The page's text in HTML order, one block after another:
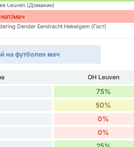
Leuven (Домакин)
мач
Dender Eendracht Hekelgem (Гост)
на футболен мач
OH Leuven
75%
50%
0%
0%